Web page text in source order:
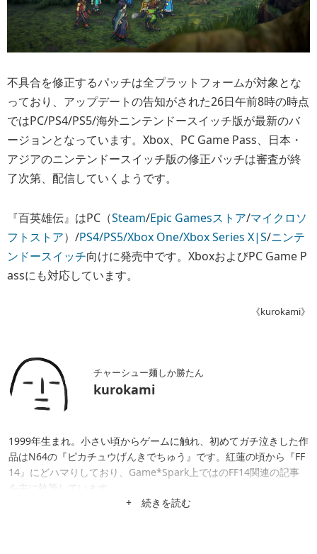
不具合を修正するパッチは全プラットフォームが対象とな
っており、アップデートの告知がされた26日午前8時の時点
ではPC/PS4/PS5/海外ニンテンドースイッチ版が最新のバ
ージョンとなっています。Xbox、PC Game Pass、日本・
アジアのニンテンドースイッチ版の修正パッチは審査が終
了次第、配信していくようです。
『百英雄伝』はPC（Steam/Epic Gamesストア/マイクロソ
フトストア）/PS4/PS5/Xbox One/Xbox Series X|S/ニンテ
ンドースイッチ向けに発売中です。XboxおよびPC Game P
assにも対応しています。
《kurokami》
チャーシュー麺しか勝たん
kurokami
1999年生まれ。小さい頃からゲームに触れ、初めてガチ泣きした作
品はN64の『ピカチュウげんきでちゅう』です。紅蓮の頃から『FF
14』にどハマりしており、Game*Spark上ではのFF14関連の記事
を主に執筆しています。
+ 続きを読む